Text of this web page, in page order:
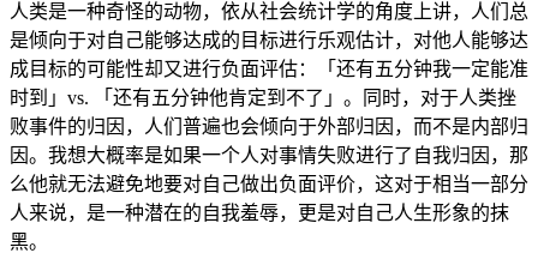
人类是一种奇怪的动物，依从社会统计学的角度上讲，人们总
是倾向于对自己能够达成的目标进行乐观估计，对他人能够达
成目标的可能性却又进行负面评估：「还有五分钟我一定能准
时到」vs. 「还有五分钟他肯定到不了」。同时，对于人类挫
败事件的归因，人们普遍也会倾向于外部归因，而不是内部归
因。我想大概率是如果一个人对事情失败进行了自我归因，那
么他就无法避免地要对自己做出负面评价，这对于相当一部分
人来说，是一种潜在的自我羞辱，更是对自己人生形象的抹
黑。